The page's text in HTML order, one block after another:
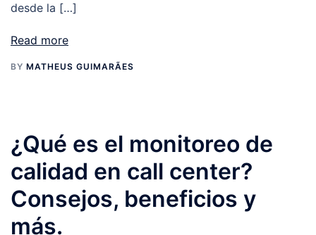
desde la […]
Read more
BY MATHEUS GUIMARÃES
¿Qué es el monitoreo de
calidad en call center?
Consejos, beneficios y
más.